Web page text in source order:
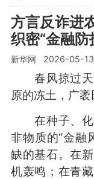
方言反诈进
织密“金融防
新华网 2026-05-
春风掠过天
原的冻土，广袤
在种子、化
非物质的“金融
缺的基石。在
机轰鸣；在青